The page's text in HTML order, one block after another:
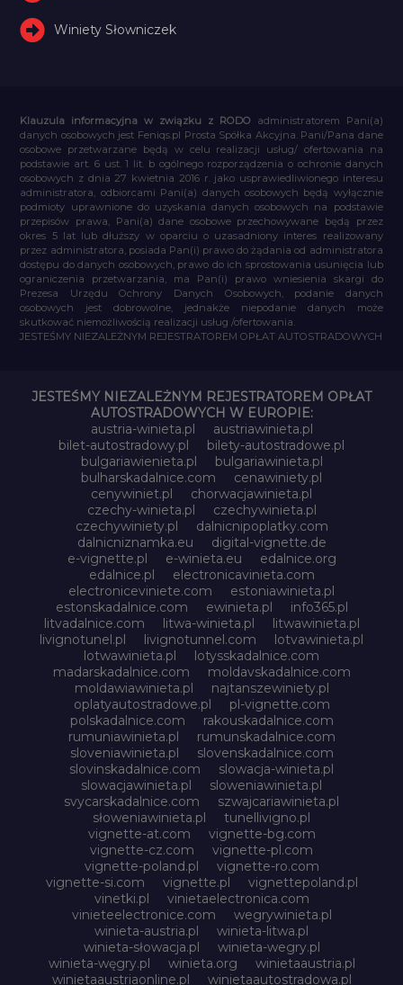
Winiety Słowniczek
Klauzula informacyjna w związku z RODO administratorem Pani(a)
danych osobowych jest Feniqs.pl Prosta Spółka Akcyjna. Pani/Pana dane
osobowe przetwarzane będą w celu realizacji usług/ ofertowania na
podstawie art. 6 ust. 1 lit. b ogólnego rozporządzenia o ochronie danych
osobowych z dnia 27 kwietnia 2016 r. jako usprawiedliwionego interesu
administratora, odbiorcami Pani(a) danych osobowych będą wyłącznie
podmioty uprawnione do uzyskania danych osobowych na podstawie
przepisów prawa, Pani(a) dane osobowe przechowywane będą przez
okres 5 lat lub dłuższy w oparciu o uzasadniony interes realizowany
przez administratora, posiada Pan(i) prawo do żądania od administratora
dostępu do danych osobowych, prawo do ich sprostowania usunięcia lub
ograniczenia przetwarzania, ma Pan(i) prawo wniesienia skargi do
Prezesa Urzędu Ochrony Danych Osobowych, podanie danych
osobowych jest dobrowolne, jednakże niepodanie danych może
skutkować niemożliwością realizacji usług /ofertowania.
JESTEŚMY NIEZALEŻNYM REJESTRATOREM OPŁAT AUTOSTRADOWYCH
JESTEŚMY NIEZALEŻNYM REJESTRATOREM OPŁAT
AUTOSTRADOWYCH W EUROPIE:
austria-winieta.pl
austriawinieta.pl
bilet-autostradowy.pl
bilety-autostradowe.pl
bulgariawienieta.pl
bulgariawinieta.pl
bulharskadalnice.com
cenawiniety.pl
cenywiniet.pl
chorwacjawinieta.pl
czechy-winieta.pl
czechywinieta.pl
czechywiniety.pl
dalnicnipoplatky.com
dalnicniznamka.eu
digital-vignette.de
e-vignette.pl
e-winieta.eu
edalnice.org
edalnice.pl
electronicavinieta.com
electroniceviniete.com
estoniawinieta.pl
estonskadalnice.com
ewinieta.pl
info365.pl
litvadalnice.com
litwa-winieta.pl
litwawinieta.pl
livignotunel.pl
livignotunnel.com
lotvawinieta.pl
lotwawinieta.pl
lotysskadalnice.com
madarskadalnice.com
moldavskadalnice.com
moldawiawinieta.pl
najtanszewiniety.pl
oplatyautostradowe.pl
pl-vignette.com
polskadalnice.com
rakouskadalnice.com
rumuniawinieta.pl
rumunskadalnice.com
sloveniawinieta.pl
slovenskadalnice.com
slovinskadalnice.com
slowacja-winieta.pl
slowacjawinieta.pl
sloweniawinieta.pl
svycarskadalnice.com
szwajcariawinieta.pl
słoweniawinieta.pl
tunellivigno.pl
vignette-at.com
vignette-bg.com
vignette-cz.com
vignette-pl.com
vignette-poland.pl
vignette-ro.com
vignette-si.com
vignette.pl
vignettepoland.pl
vinetki.pl
vinietaelectronica.com
vinieteelectronice.com
wegrywinieta.pl
winieta-austria.pl
winieta-litwa.pl
winieta-słowacja.pl
winieta-wegry.pl
winieta-węgry.pl
winieta.org
winietaaustria.pl
winietaaustriaonline.pl
winietaautostradowa.pl